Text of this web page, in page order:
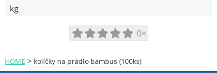
POTŘEBY PRO ÚKLID
SÁČKY, FÓLIE
kg
0×
HOME > kolíčky na prádlo bambus (100ks)